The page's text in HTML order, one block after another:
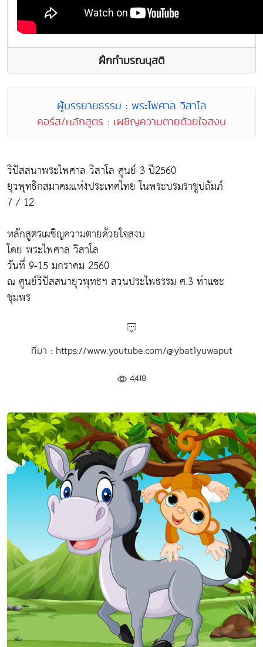
ฝึกทำมรณนุสติ
ผู้บรรยายธรรม : พระไพศาล วิสาโล
คอร์ส/หลักสูตร : เผชิญความตายด้วยใจสงบ
วิปัสสนาพระไพศาล วิสาโล ศูนย์ 3 ปี2560
ยุวพุทธิกสมาคมแห่งประเทศไทย ในพระบรมราชูปถัมภ์
7 / 12
หลักสูตรเผชิญความตายด้วยใจสงบ
โดย พระไพศาล วิสาโล
วันที่ 9-15 มกราคม 2560
ณ ศูนย์วิปัสสนายุวพุทธฯ สวนประไพธรรม ศ.3 ท่าแซะ
ชุมพร
ที่มา : https://www.youtube.com/@ybat1yuwaput
4,418